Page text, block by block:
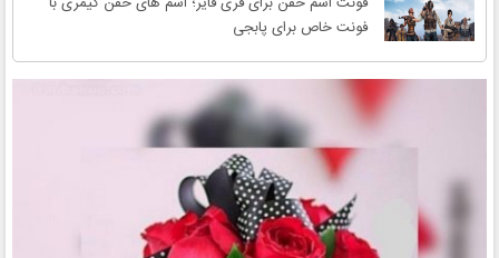
فونت خاص برای پابجی